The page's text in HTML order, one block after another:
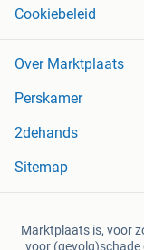
Cookiebeleid
Over Marktplaats
Perskamer
2dehands
Sitemap
Marktplaats is, voor
voor (gevolg)schade